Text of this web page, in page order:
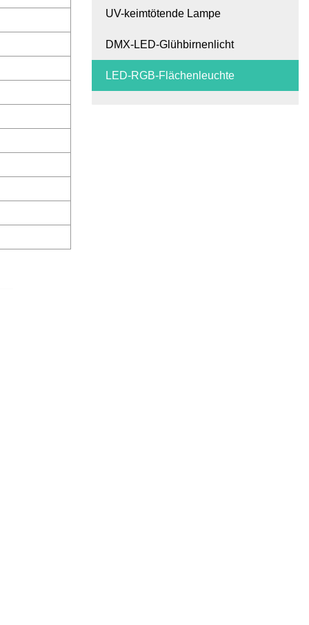
UV-keimtötende Lampe
DMX-LED-Glühbirnenlicht
LED-RGB-Flächenleuchte